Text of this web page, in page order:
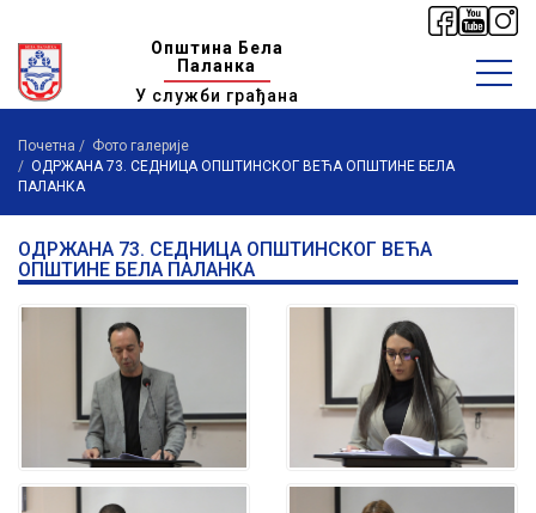
Општина Бела
Паланка
У служби грађана
Почетна
Фото галерије
OДРЖАНА 73. СЕДНИЦА ОПШТИНСКОГ ВЕЋА ОПШТИНЕ БЕЛА
ПАЛАНКА
OДРЖАНА 73. СЕДНИЦА ОПШТИНСКОГ ВЕЋА
ОПШТИНЕ БЕЛА ПАЛАНКА